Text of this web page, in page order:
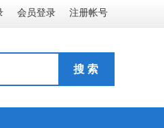
会员登录 注册帐号
搜 索